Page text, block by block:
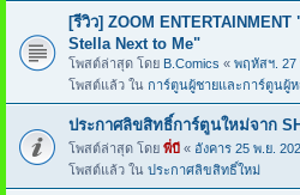
[รีวิว] ZOOM
Stella Next to Me"
โพสต์ล่าสุด โดย B.Comics « พฤหัสฯ. 27
โพสต์แล้ว ใน การ์ตูนผู้ชายและการ์ตูนผู้
ประกาศลิขสิทธิ์การ์ตูนใหม่จาก
โพสต์ล่าสุด โดย พี่บี « อังคาร 25 พ.ย.
โพสต์แล้ว ใน ประกาศลิขสิทธิ์ใหม่